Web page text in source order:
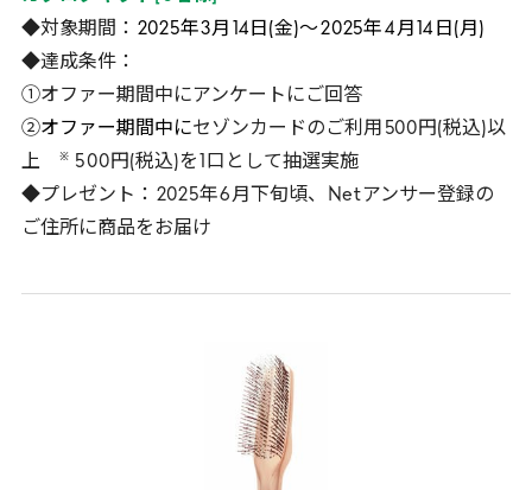
◆対象期間： 2025年3月 14 日(金)～2025年4月 14 日(月)
◆達成条件：
①オファー期間中にアンケートにご回答
②オファー期間中にセゾンカードのご利用 500円(税込)以
上
※ 500円(税込)を
口として抽選実施
◆プレゼント： 2025年6月下旬頃、 Net アンサー登録の
ご住所に商品をお届け